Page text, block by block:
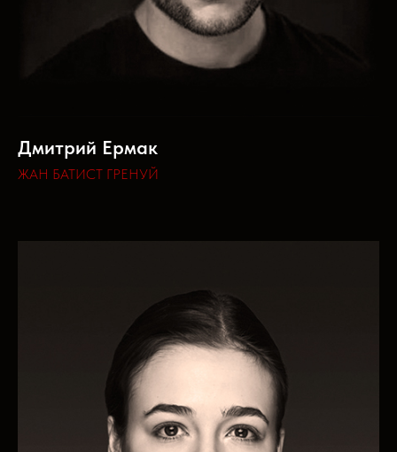
Дмитрий Ермак
ЖАН БАТИСТ ГРЕНУЙ